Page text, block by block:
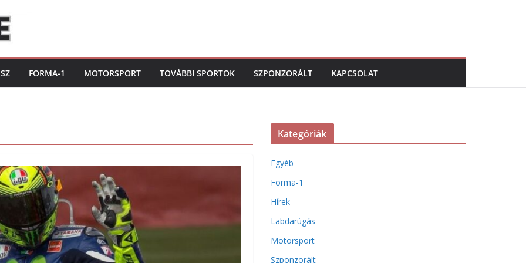
FORMA-1 MOTORSPORT TOVÁBBI SPORTOK SZPONZORÁLT KAPCSOLAT
Kategóriák
Egyéb
Forma-1
Hírek
Labdarúgás
Motorsport
Szponzorált